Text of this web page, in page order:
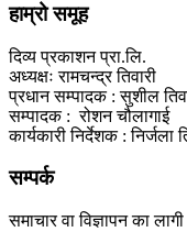
हाम्रो समूह
दिव्य प्रकाशन प्रा.लि.
अध्यक्षः रामचन्द्र तिवारी
प्रधान सम्पादक : सुशील
सम्पादक : रोशन चौलागाई
कार्यकारी निर्देशक : निर्जला
सम्पर्क
समाचार वा विज्ञापन का